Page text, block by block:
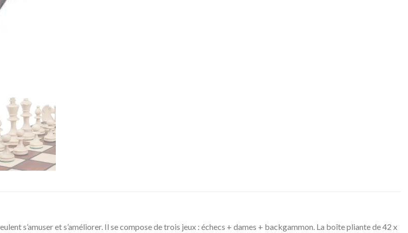
s’amuser et s’améliorer. Il se compose de trois jeux : échecs + dames + backgammon. La boîte pliante de 42 x